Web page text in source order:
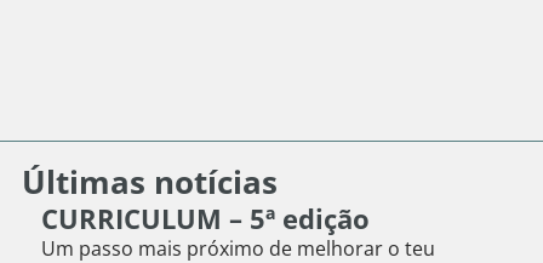
Últimas notícias
CURRICULUM – 5ª edição
Um passo mais próximo de melhorar o teu